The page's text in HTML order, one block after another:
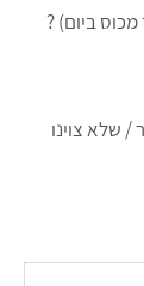
ביום) ?
/ שלא צוינו